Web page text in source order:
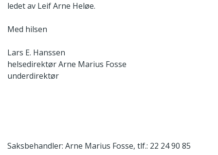
ledet av Leif Arne Heløe.
Med hilsen
Lars E. Hanssen
helsedirektørArne Marius Fosse
underdirektør
Saksbehandler: Arne Marius Fosse, tlf.: 22 24 90 85